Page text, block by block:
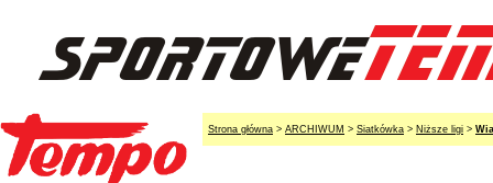
Strona główna > ARCHIWUM > Siatkówka > Niższe ligi >